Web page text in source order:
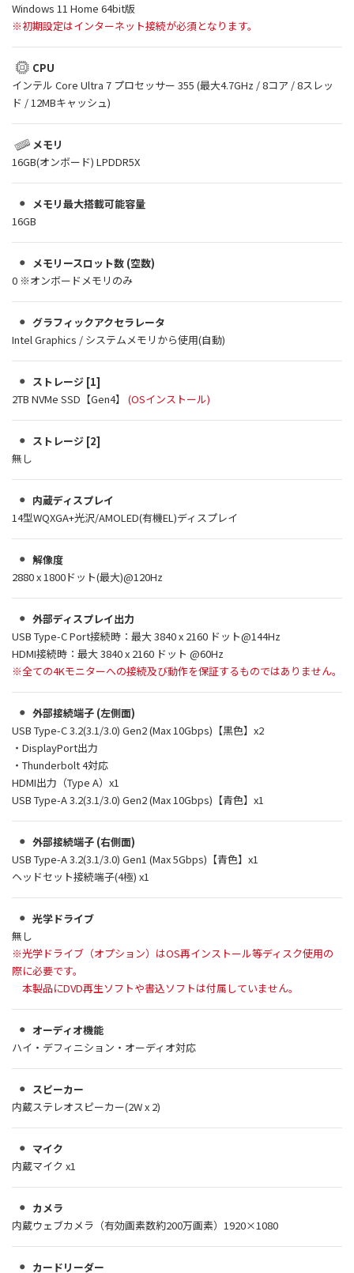
Windows 11 Home 64bit版
※初期設定はインターネット接続が必須となります。
CPU
インテル Core Ultra 7 プロセッサー 355 (最大4.7GHz / 8コア / 8スレッ
ド / 12MBキャッシュ)
メモリ
16GB(オンボード) LPDDR5X
メモリ最大搭載可能容量
16GB
メモリースロット数 (空数)
0 ※オンボードメモリのみ
グラフィックアクセラレータ
Intel Graphics / システムメモリから使用(自動)
ストレージ [1]
2TB NVMe SSD【Gen4】 (OSインストール)
ストレージ [2]
無し
内蔵ディスプレイ
14型WQXGA+光沢/AMOLED(有機EL)ディスプレイ
解像度
2880 x 1800ドット(最大)@120Hz
外部ディスプレイ出力
USB Type-C Port接続時：最大 3840 x 2160 ドット@144Hz
HDMI接続時：最大 3840 x 2160 ドット @60Hz
※全ての4Kモニターへの接続及び動作を保証するものではありません。
外部接続端子 (左側面)
USB Type-C 3.2(3.1/3.0) Gen2 (Max 10Gbps)【黒色】x2
・DisplayPort出力
・Thunderbolt 4対応
HDMI出力（Type A）x1
USB Type-A 3.2(3.1/3.0) Gen2 (Max 10Gbps)【青色】x1
外部接続端子 (右側面)
USB Type-A 3.2(3.1/3.0) Gen1 (Max 5Gbps)【青色】x1
ヘッドセット接続端子(4極) x1
光学ドライブ
無し
※光学ドライブ（オプション）はOS再インストール等ディスク使用の
際に必要です。
本製品にDVD再生ソフトや書込ソフトは付属していません。
オーディオ機能
ハイ・デフィニション・オーディオ対応
スピーカー
内蔵ステレオスピーカー(2W x 2)
マイク
内蔵マイク x1
カメラ
内蔵ウェブカメラ（有効画素数約200万画素）1920×1080
カードリーダー